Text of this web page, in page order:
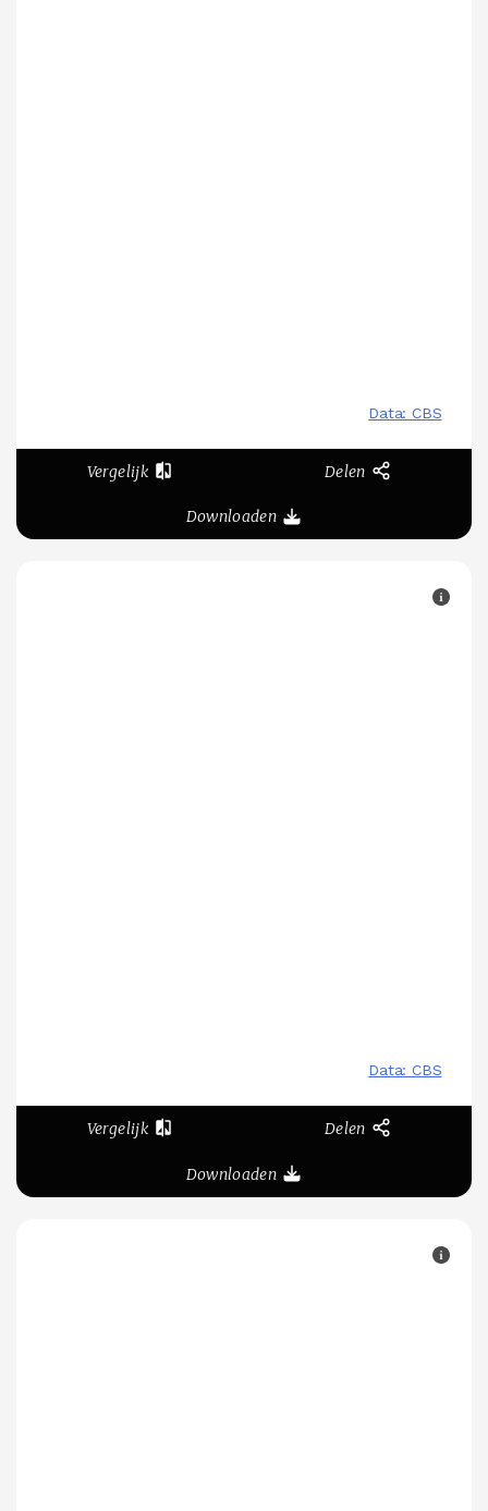
Vergelijk Delen
Downloaden
Vergelijk Delen
Downloaden